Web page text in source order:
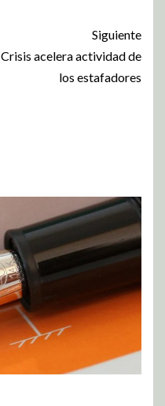
Siguiente
Crisis acelera actividad de
los estafadores